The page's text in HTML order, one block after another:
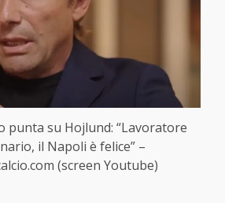
punta su Hojlund: “Lavoratore
il Napoli è felice” –
(screen Youtube)